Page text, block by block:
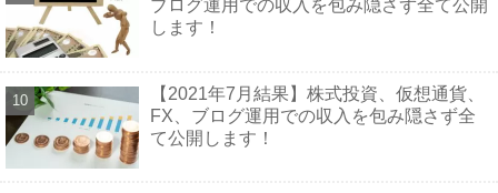
ブログ運用での収入を包み隠さず全て公開
します！
【2021年7月結果】株式投資、仮想通貨、
FX、ブログ運用での収入を包み隠さず全
て公開します！